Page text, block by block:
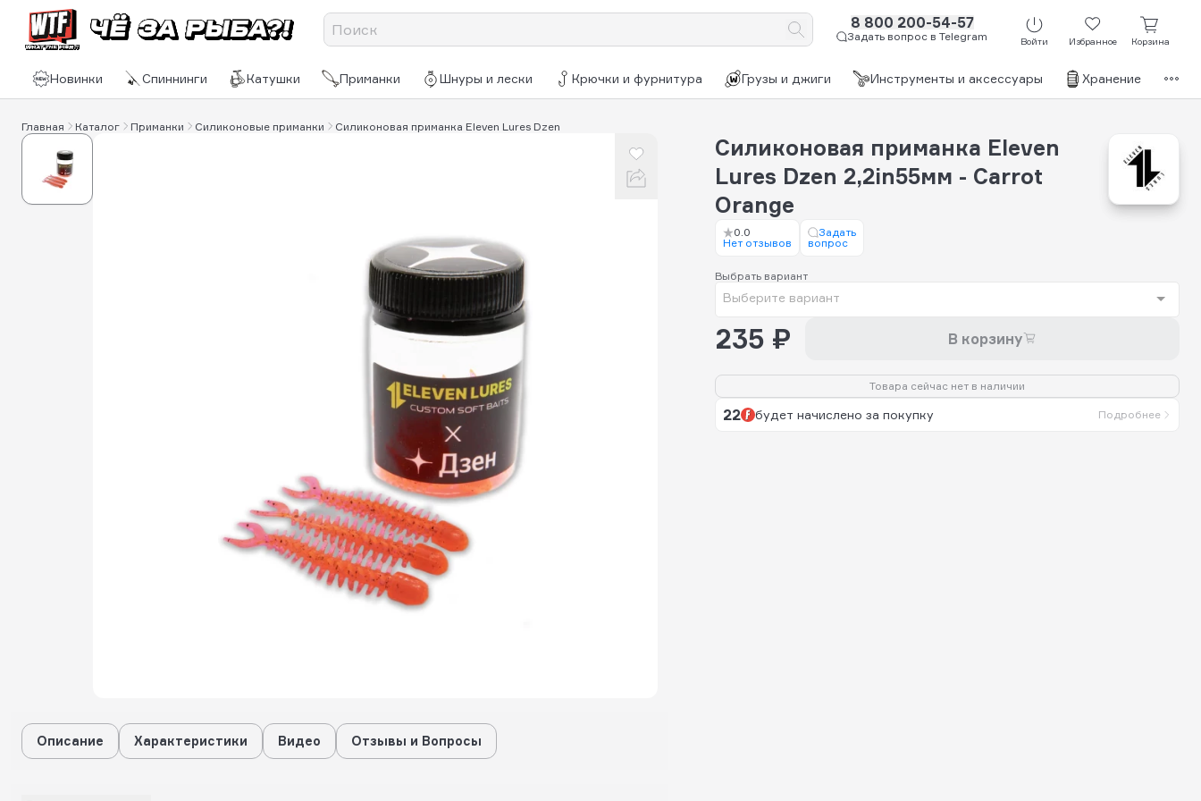
8 800 200-54-57
Задать вопрос в Telegram Войти Избранное Корзина
Новинки Спиннинги Катушки Приманки Шнуры и лески Крючки и фурнитура Грузы и джиги Инструменты и аксессуары Хранение
Главная Каталог Приманки Силиконовые приманки Силиконовая приманка Eleven Lures Dzen
Силиконовая приманка Eleven
Lures Dzen 2,2in55мм - Carrot
Orange
0.0
Нет отзывов
Задать
вопрос
Выбрать вариант
Выберите вариант
235 ₽ В корзину
Товара сейчас нет в наличии
22 будет начислено за покупку Подробнее
Описание Характеристики Видео Отзывы и Вопросы